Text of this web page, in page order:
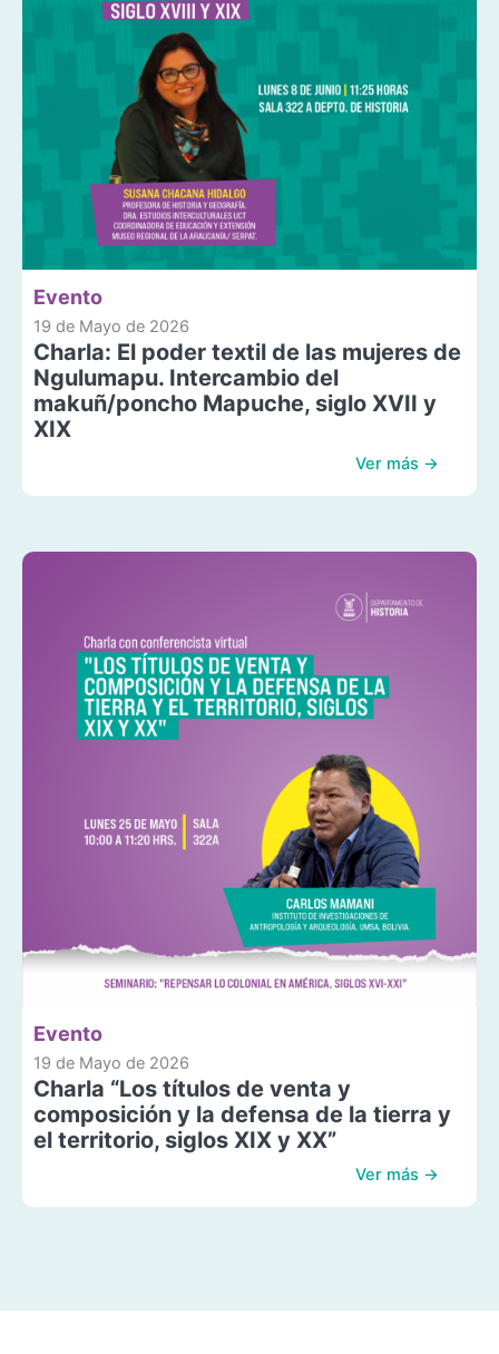
Evento
19 de Mayo de 2026
Charla: El poder textil de las mujeres de
Ngulumapu. Intercambio del
makuñ/poncho Mapuche, siglo XVII y
XIX
Ver más →
Evento
19 de Mayo de 2026
Charla “Los títulos de venta y
composición y la defensa de la tierra y
el territorio, siglos XIX y XX”
Ver más →